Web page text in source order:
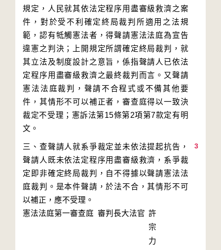
規定，人民就其依法定程序用盡審級救濟之案
件，對於受不利確定終局裁判所適用之法規
範，認有牴觸憲法者，得聲請憲法法庭為宣告
違憲之判決；上開規定所謂確定終局裁判，就
其立法及制度設計之意旨，係指聲請人已依法
定程序用盡審級救濟之最終裁判而言。又聲請
憲法法庭裁判，聲請不合程式或不備其他要
件，其情形不可以補正者，審查庭得以一致決
裁定不受理；憲訴法第15條第2項第7款定有明
3
三、查聲請人就系爭裁定並未依法提起抗告，
聲請人既未依法定程序用盡審級救濟，系爭裁
定即非確定終局裁判，自不得據以聲請憲法法
庭裁判。是本件聲請，於法不合，其情形不可
以補正，應不受理。
憲法法庭第一審查庭 審判長大法官 許
宗
力